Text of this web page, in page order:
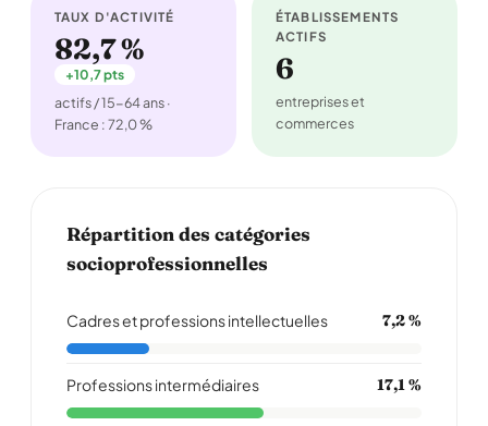
TAUX D'ACTIVITÉ
82,7 %
+10,7 pts
actifs / 15-64 ans ·
France : 72,0 %
ÉTABLISSEMENTS
ACTIFS
6
entreprises et
commerces
Répartition des catégories
socioprofessionnelles
Cadres et professions intellectuelles 7,2 %
Professions intermédiaires 17,1 %